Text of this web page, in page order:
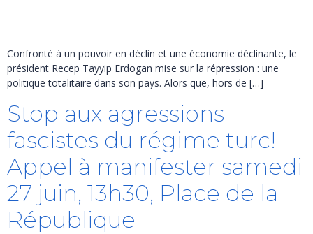
Confronté à un pouvoir en déclin et une économie déclinante, le
président Recep Tayyip Erdogan mise sur la répression : une
politique totalitaire dans son pays. Alors que, hors de […]
Stop aux agressions
fascistes du régime turc!
Appel à manifester samedi
27 juin, 13h30, Place de la
République